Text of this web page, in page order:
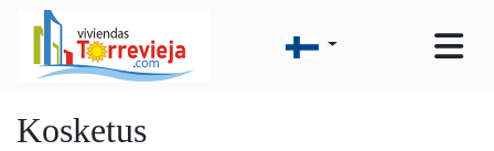
Kosketus